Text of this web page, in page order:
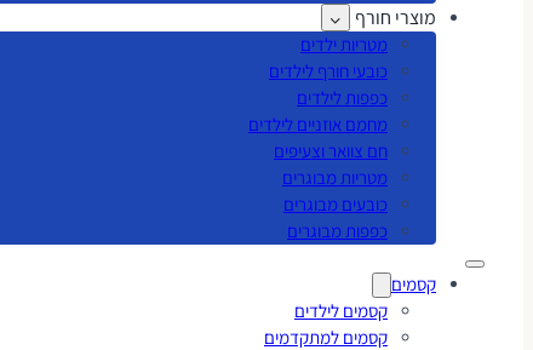
מוצרי חורף
מטריות ילדים
כובעי חורף לילדים
כפפות לילדים
מחמם אוזניים לילדים
חם צוואר וצעיפים
מטריות מבוגרים
כובעים מבוגרים
כפפות מבוגרים
קסמים
קסמים לילדים
קסמים למתקדמים